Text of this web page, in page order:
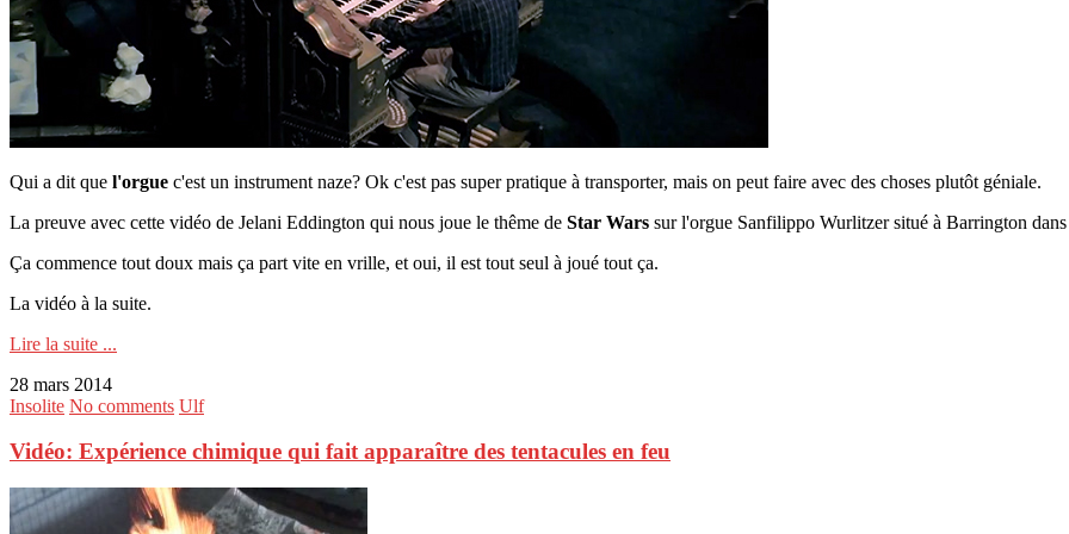
Qui a dit que l'orgue c'est un instrument naze? Ok c'est pas super pratique à transporter, mais on peut faire avec des choses plutôt géniale.
La preuve avec cette vidéo de Jelani Eddington qui nous joue le thême de Star Wars sur l'orgue Sanfilippo Wurlitzer situé à Barrington
Ça commence tout doux mais ça part vite en vrille, et oui, il est tout seul à joué tout ça.
La vidéo à la suite.
Lire la suite ...
28 mars 2014
Insolite No comments Ulf
Vidéo: Expérience chimique qui fait apparaître des tentacules en feu